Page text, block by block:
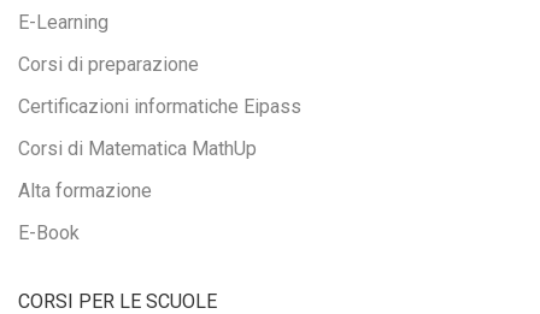
E-Learning
Corsi di preparazione
Certificazioni informatiche Eipass
Corsi di Matematica MathUp
Alta formazione
E-Book
CORSI PER LE SCUOLE